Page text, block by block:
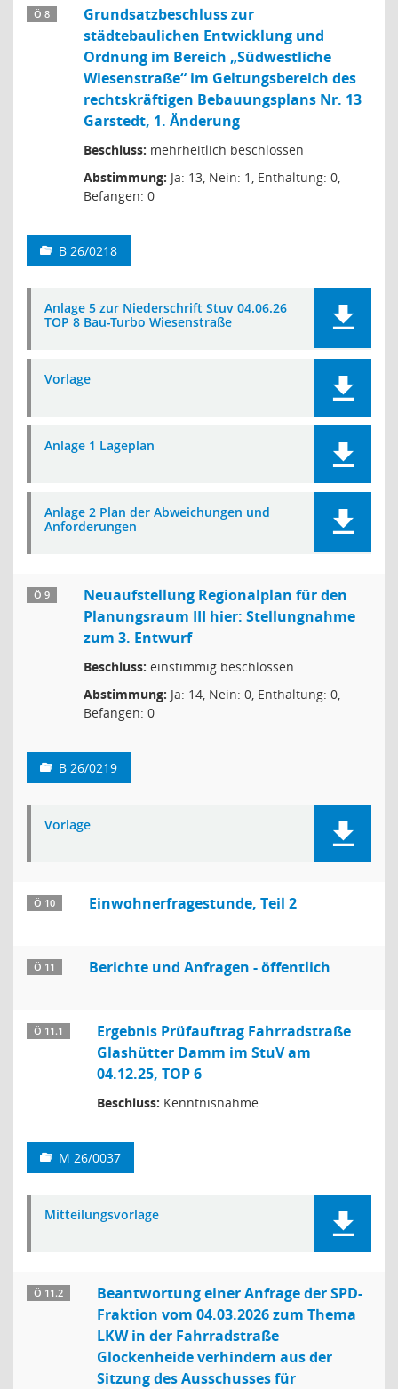
Ö 8
Grundsatzbeschluss zur
städtebaulichen Entwicklung und
Ordnung im Bereich „Südwestliche
Wiesenstraße“ im Geltungsbereich des
rechtskräftigen Bebauungsplans Nr. 13
Garstedt, 1. Änderung
Beschluss: mehrheitlich beschlossen
Abstimmung: Ja: 13, Nein: 1, Enthaltung: 0,
Befangen: 0
B 26/0218
Anlage 5 zur Niederschrift Stuv 04.06.26
TOP 8 Bau-Turbo Wiesenstraße
Vorlage
Anlage 1 Lageplan
Anlage 2 Plan der Abweichungen und
Anforderungen
Ö 9
Neuaufstellung Regionalplan für den
Planungsraum III hier: Stellungnahme
zum 3. Entwurf
Beschluss: einstimmig beschlossen
Abstimmung: Ja: 14, Nein: 0, Enthaltung: 0,
Befangen: 0
B 26/0219
Vorlage
Ö 10 Einwohnerfragestunde, Teil 2
Ö 11 Berichte und Anfragen - öffentlich
Ö 11.1
Ergebnis Prüfauftrag Fahrradstraße
Glashütter Damm im StuV am
04.12.25, TOP 6
Beschluss: Kenntnisnahme
M 26/0037
Mitteilungsvorlage
Ö 11.2
Beantwortung einer Anfrage der SPD-
Fraktion vom 04.03.2026 zum Thema
LKW in der Fahrradstraße
Glockenheide verhindern aus der
Sitzung des Ausschusses für